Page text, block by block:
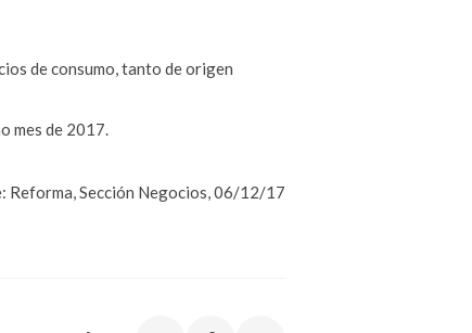
de consumo, tanto de origen
mes de 2017.
Reforma, Sección Negocios, 06/12/17